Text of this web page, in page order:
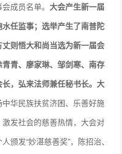
成员名单。大会产生新一届
任监事；选举产生了南普陀
则悟大和尚当选为新一届会
青、廖家琳、邹剑寒、南存
，弘来法师兼任秘书长。大
中华民族扶贫济困、乐善好施
发社会的慈善热情，大会对
颁发“妙湛慈善奖”，陈招治、